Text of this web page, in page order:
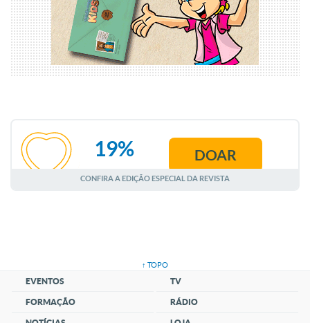
AGOSTO
19% DOAR
CONFIRA A EDIÇÃO ESPECIAL DA REVISTA
↑ TOPO
EVENTOS
FORMAÇÃO
TV
RÁDIO